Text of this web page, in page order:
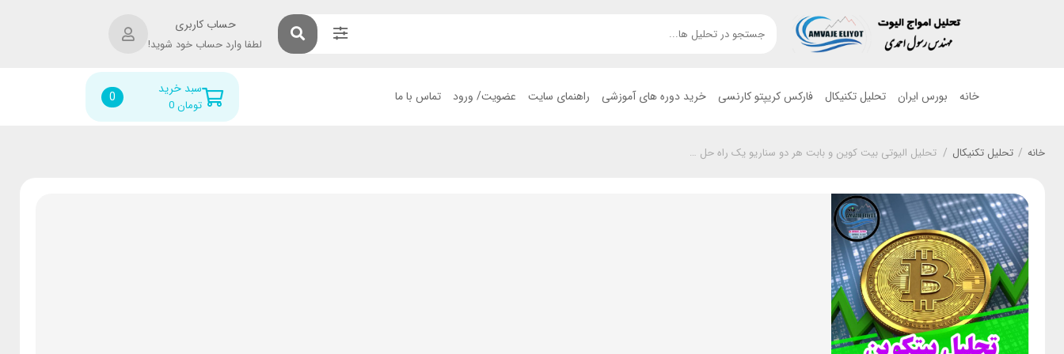
حساب کاربری
لطفا وارد حساب خود شوید!
خانه بورس ایران تحلیل تکنیکال فارکس کریپتو کارنسی خرید دوره های آموزشی راهنمای سایت عضویت/ ورود تماس با ما سبد خرید
0تومان 0
خانه / تحلیل تکنیکال / تحلیل الیوتی بیت کوین و بابت هر دو سناریو یک راه حل …